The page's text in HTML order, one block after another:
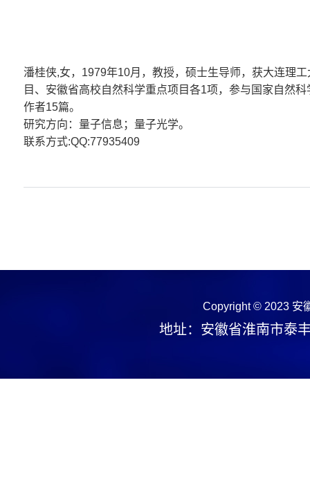
潘桂侠,女，1979年10月，教授，硕士生导师，获大连理
目、安徽省高校自然科学重点项目各1项，参与国家自然
作者15篇。
研究方向：量子信息；量子光学。
联系方式:QQ:77935409
Copyright © 2023 安
地址：安徽省淮南市泰